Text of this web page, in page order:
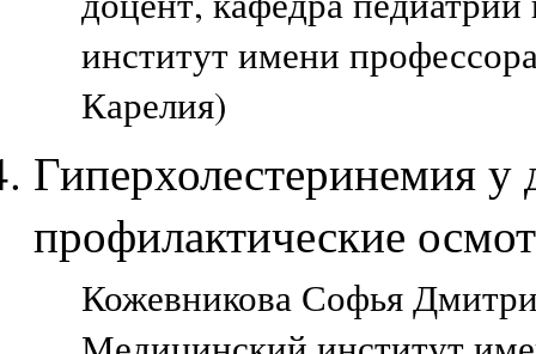
институт имени
Карелия)
Гиперхолестеринемия у
профилактические
Кожевникова Софья